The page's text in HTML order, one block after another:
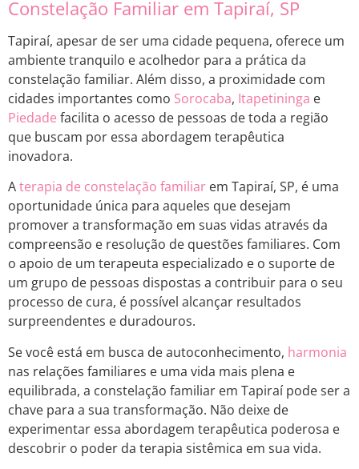
Constelação Familiar em Tapiraí, SP
Tapiraí, apesar de ser uma cidade pequena, oferece um
ambiente tranquilo e acolhedor para a prática da
constelação familiar. Além disso, a proximidade com
cidades importantes como Sorocaba, Itapetininga e
Piedade facilita o acesso de pessoas de toda a região
que buscam por essa abordagem terapêutica
inovadora.
Aterapia de constelação familiar em Tapiraí, SP, é uma
oportunidade única para aqueles que desejam
promover a transformação em suas vidas através da
compreensão e resolução de questões familiares. Com
o apoio de um terapeuta especializado e o suporte de
um grupo de pessoas dispostas a contribuir para o seu
processo de cura, é possível alcançar resultados
surpreendentes e duradouros.
Se você está em busca de autoconhecimento, harmonia
nas relações familiares e uma vida mais plena e
equilibrada, a constelação familiar em Tapiraí pode ser a
chave para a sua transformação. Não deixe de
experimentar essa abordagem terapêutica poderosa e
descobrir o poder da terapia sistêmica em sua vida.